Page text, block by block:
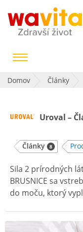
Domov Články
Uroval –
Články 8
Sila 2 prírodných
BRUSNICE sa
do moču, ktorý